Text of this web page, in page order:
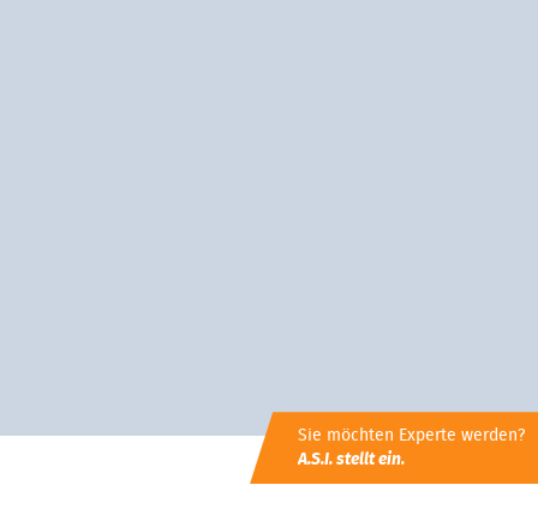
Sie möchten Experte werden?
A.S.I. stellt ein.